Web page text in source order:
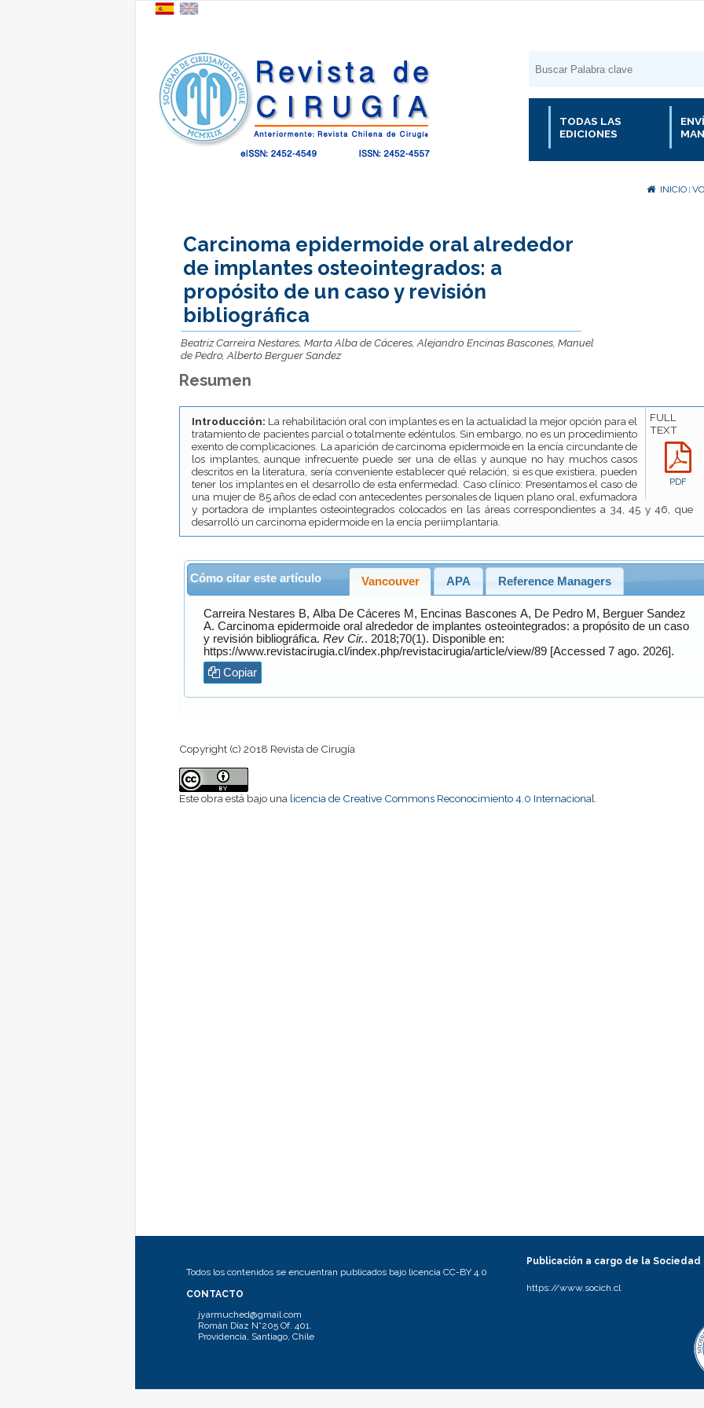
TODAS LAS
EDICIONES
INICIO
Carcinoma epidermoide oral alrededor
de implantes osteointegrados: a
propósito de un caso y revisión
bibliográfica
Beatriz Carreira Nestares, Marta Alba de Cáceres, Alejandro Encinas Bascones, Manuel
de Pedro, Alberto Berguer Sandez
Resumen
FULL
TEXT
PDF
Introducción: La rehabilitación oral con implantes es en la actualidad la mejor opción para el
tratamiento de pacientes parcial o totalmente edéntulos. Sin embargo, no es un procedimiento
exento de complicaciones. La aparición de carcinoma epidermoide en la encía circundante de
los implantes, aunque infrecuente puede ser una de ellas y aunque no hay muchos casos
descritos en la literatura, sería conveniente establecer qué relación, si es que existiera, pueden
tener los implantes en el desarrollo de esta enfermedad. Caso clínico: Presentamos el caso de
una mujer de 85 años de edad con antecedentes personales de liquen plano oral, exfumadora
y portadora de implantes osteointegrados colocados en las áreas correspondientes a 34, 45 y 46, que
desarrolló un carcinoma epidermoide en la encía periimplantaria.
Cómo citar este artículo Vancouver APA Reference Managers
Carreira Nestares B, Alba De Cáceres M, Encinas Bascones A, De PedroM, Berguer Sandez
A. Carcinoma epidermoide oral alrededor de implantes osteointegrados: a propósito de un caso
y revisión bibliográfica. Rev Cir.. 2018;70(1). Disponible en:
https://www.revistacirugia.cl/index.php/revistacirugia/article/view/89 [Accessed 7 ago. 2026].
Copiar
Copyright (c) 2018 Revista de Cirugía
Este obra está bajo una licencia de Creative Commons Reconocimiento 4.0 Internacional.
Todos los contenidos se encuentran publicados bajo licencia CC-BY 4.0
CONTACTO
jyarmuched@gmail.com
Román Díaz N°205 Of. 401.
Providencia, Santiago, Chile
Publicación a cargo de la
https://www.socich.cl